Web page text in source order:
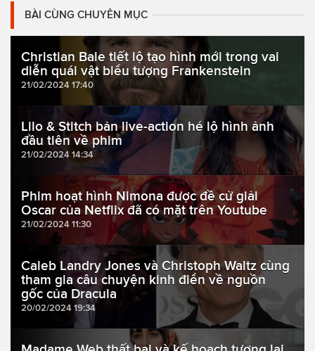
BÀI CÙNG CHUYÊN MỤC
Christian Bale tiết lộ tạo hình mới trong vai
diễn quái vật biểu tượng Frankenstein
21/02/2024 17:40
Lilo & Stitch bản live-action hé lộ hình ảnh
đầu tiên về phim
21/02/2024 14:34
Phim hoạt hình Nimona được đề cử giải
Oscar của Netflix đã có mặt trên Youtube
21/02/2024 11:30
Caleb Landry Jones và Christoph Waltz cùng
tham gia câu chuyện kinh điển về nguồn
gốc của Dracula
20/02/2024 19:34